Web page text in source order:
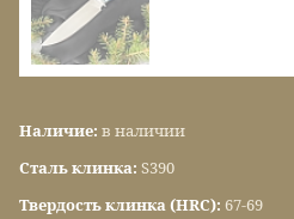
Наличие: в наличии
Сталь клинка: S390
Твердость клинка (HRC): 67-69